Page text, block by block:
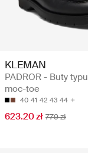
KLEMAN
PADROR - Buty typu
moc-toe
40 41 42 43 44
623.20 zł 779 zł